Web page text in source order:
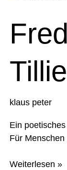
Tillie
klaus peter
Ein
Für Menschen
Weiterlesen »